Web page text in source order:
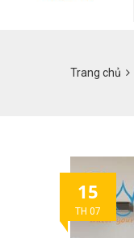
Trang chủ
15
TH 07